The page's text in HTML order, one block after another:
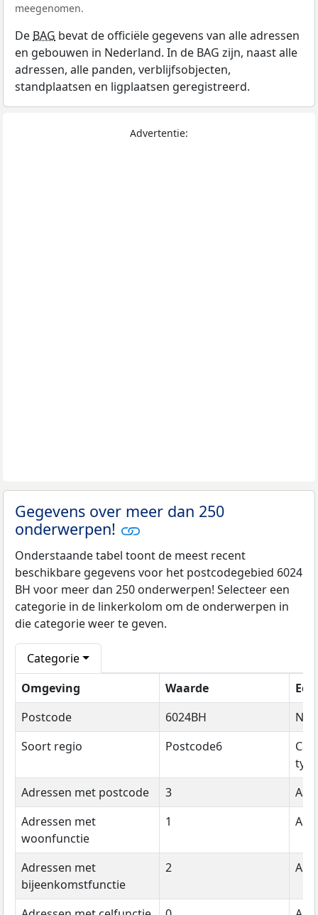
meegenomen.
De BAG bevat de officiële gegevens van alle adressen
en gebouwen in Nederland. In de BAG zijn, naast alle
adressen, alle panden, verblijfsobjecten,
standplaatsen en ligplaatsen geregistreerd.
Advertentie:
Gegevens over meer dan 250
onderwerpen!
Onderstaande tabel toont de meest recent
beschikbare gegevens voor het postcodegebied 6024
BH voor meer dan 250 onderwerpen! Selecteer een
categorie in de linkerkolom om de onderwerpen in
die categorie weer te geven.
Categorie
Omgeving
Waarde
Postcode
6024BH
Soort regio
Postcode6
type
Adressen met postcode
3
Adressen met
woonfunctie
1
Adressen met
bijeenkomstfunctie
2